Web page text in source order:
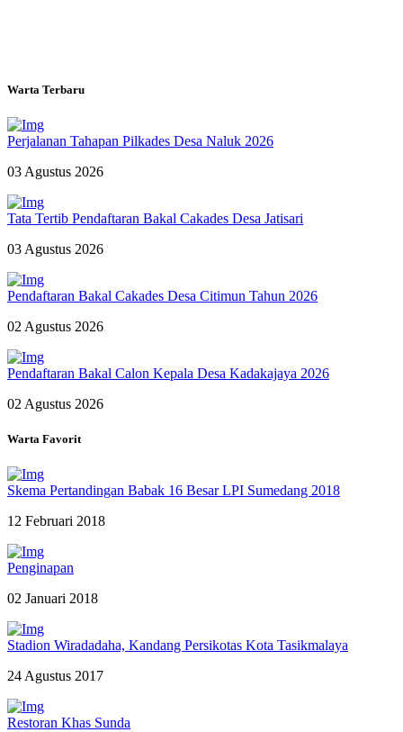
Warta Terbaru
Perjalanan Tahapan Pilkades Desa Naluk 2026
03 Agustus 2026
Tata Tertib Pendaftaran Bakal Cakades Desa Jatisari
03 Agustus 2026
Pendaftaran Bakal Cakades Desa Citimun Tahun 2026
02 Agustus 2026
Pendaftaran Bakal Calon Kepala Desa Kadakajaya 2026
02 Agustus 2026
Warta Favorit
Skema Pertandingan Babak 16 Besar LPI Sumedang 2018
12 Februari 2018
Penginapan
02 Januari 2018
Stadion Wiradadaha, Kandang Persikotas Kota Tasikmalaya
24 Agustus 2017
Restoran Khas Sunda